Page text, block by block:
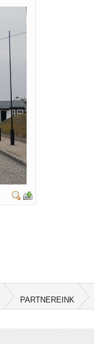
PARTNEREINK